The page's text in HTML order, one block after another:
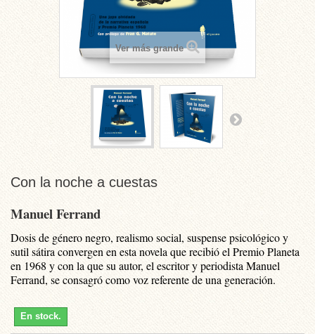
Ver más grande
Con la noche a cuestas
Manuel Ferrand
Dosis de género negro, realismo social, suspense psicológico y
sutil sátira convergen en esta novela que recibió el Premio Planeta
en 1968 y con la que su autor, el escritor y periodista Manuel
Ferrand, se consagró como voz referente de una generación.
En stock.